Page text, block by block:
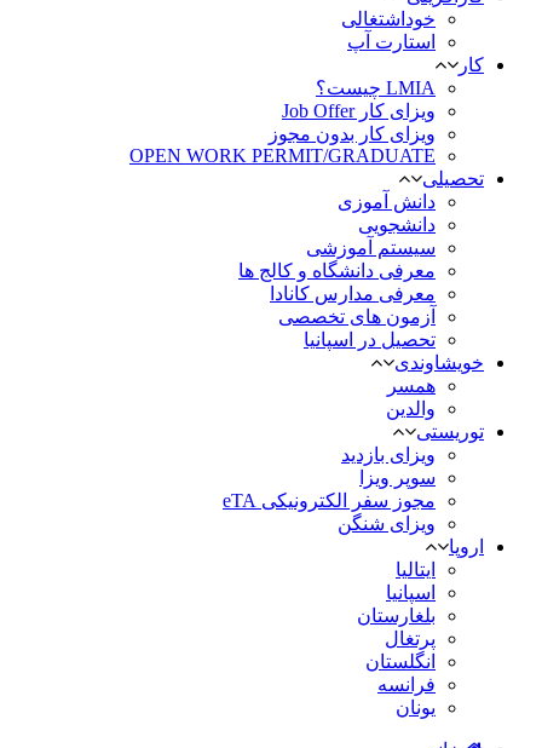
خوداشتغالی
استارت آپ
کار
LMIA چیست؟
ویزای کار Job Offer
ویزای کار بدون مجوز
OPEN WORK PERMIT/GRADUATE
تحصیلی
دانش آموزی
دانشجویی
سیستم آموزشی
معرفی دانشگاه و کالج ها
معرفی مدارس کانادا
آزمون های تخصصی
تحصیل در اسپانیا
خویشاوندی
همسر
والدین
توریستی
ویزای بازدید
سوپر ویزا
مجوز سفر الکترونیکی eTA
ویزای شنگن
اروپا
ایتالیا
اسپانیا
بلغارستان
پرتغال
انگلستان
فرانسه
یونان